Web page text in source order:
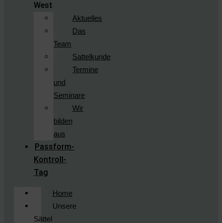
West
Aktuelles
Das
Team
Sattelkunde
Termine
und
Seminare
Wir
bilden
aus
Passform-
Kontroll-
Tag
Home
Unsere
Sättel